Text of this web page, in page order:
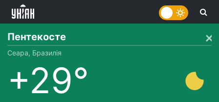
Пентекосте
Сеара, Бразилія
+29°